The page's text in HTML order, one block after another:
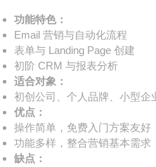
功能特色：
Email 营销与自动化流程
表单与 Landing Page 创建
初阶 CRM 与报表分析
适合对象：
初创公司、个人品牌、小型企
优点：
操作简单，免费入门方案友好
功能多样，整合营销基本需求
缺点：